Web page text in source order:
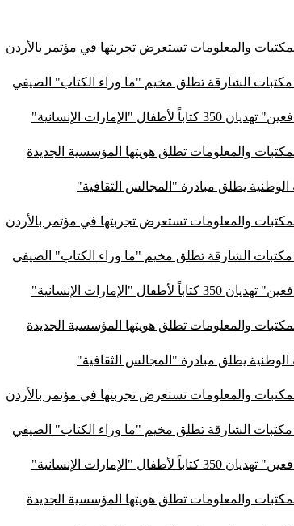
والمعلومات تستعرض تجربتها في مؤتمر بالأردن
مكتبات الشارقة تطلق مخيم "ما وراء الكتاب" الصيفي
"الإمارات الإنسانية"
والمعلومات تطلق هويتها المؤسسية الجديدة
الوطنية يطلق مبادرة "المجالس الثقافية"
والمعلومات تستعرض تجربتها في مؤتمر بالأردن
مكتبات الشارقة تطلق مخيم "ما وراء الكتاب" الصيفي
"الإمارات الإنسانية"
والمعلومات تطلق هويتها المؤسسية الجديدة
الوطنية يطلق مبادرة "المجالس الثقافية"
والمعلومات تستعرض تجربتها في مؤتمر بالأردن
مكتبات الشارقة تطلق مخيم "ما وراء الكتاب" الصيفي
"الإمارات الإنسانية"
والمعلومات تطلق هويتها المؤسسية الجديدة